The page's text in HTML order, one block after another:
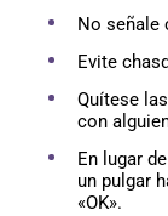
No señale
Evite
Quítese
con
En lugar
un pulgar
«OK».